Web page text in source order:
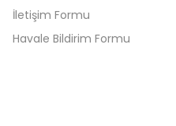
İletişim Formu
Havale Bildirim Formu